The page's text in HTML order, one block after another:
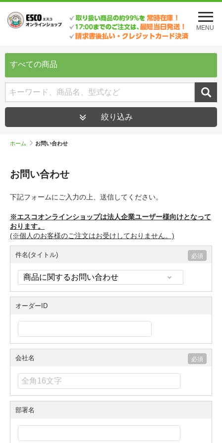
メ
ニ
ュ
を
MENU
すべての商品
絞り込み
ホーム お問い合わせ
お問い合わせ
下記フォームにご入力の上、送信してください。
※エスコオンラインショップは法人企業ユーザー様向けとなって
おります。
(※個人のお客様のご注文はお受けしておりません。)
件名(タイトル)
オーダーID
会社名
部署名